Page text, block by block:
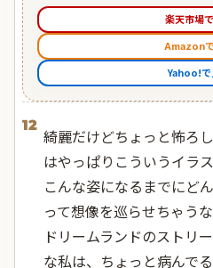
楽天市場
Amazon
Yahoo!で
12
綺麗だけどちょっと怖ろ
はやっぱりこういうイラ
こんな姿になるまでにど
って想像を巡らせちゃう
ドリームランドのストリ
な私は、ちょっと病んで